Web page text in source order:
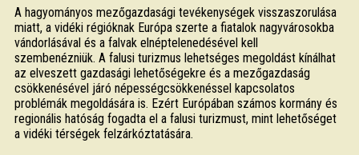
A hagyományos mezőgazdasági tevékenységek visszaszorulása
miatt, a vidéki régióknak Európa szerte a fiatalok nagyvárosokba
vándorlásával és a falvak elnéptelenedésével kell
szembenézniük. A falusi turizmus lehetséges megoldást kínálhat
az elveszett gazdasági lehetőségekre és a mezőgazdaság
csökkenésével járó népességcsökkenéssel kapcsolatos
problémák megoldására is. Ezért Európában számos kormány és
regionális hatóság fogadta el a falusi turizmust, mint lehetőséget
a vidéki térségek felzárkóztatására.